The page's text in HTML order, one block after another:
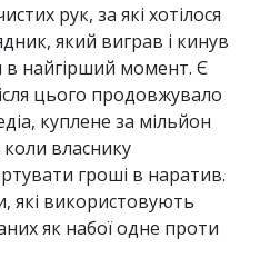
рук, за які хотілося
який виграв і кинув
в найгірший момент. Є
цього продовжувало
куплене за мільйон
коли власнику
гроші в наратив.
які використовують
як набої одне проти